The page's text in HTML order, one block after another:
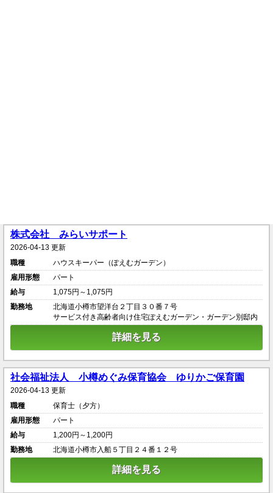
株式会社 みらいサポート
2026-04-13 更新
職種
ハウスキーパー（ぽえむガーデン）
雇用形態
パート
給与
1,075円～1,075円
勤務地
北海道小樽市望洋台２丁目３０番７号
サービス付き高齢者向け住宅ぽえむガーデン・ガーデン別邸内
詳細を見る
社会福祉法人 小樽めぐみ保育協会 ゆりかご保育園
2026-04-13 更新
職種
保育士（夕方）
雇用形態
パート
給与
1,200円～1,200円
勤務地
北海道小樽市入船５丁目２４番１２号
詳細を見る